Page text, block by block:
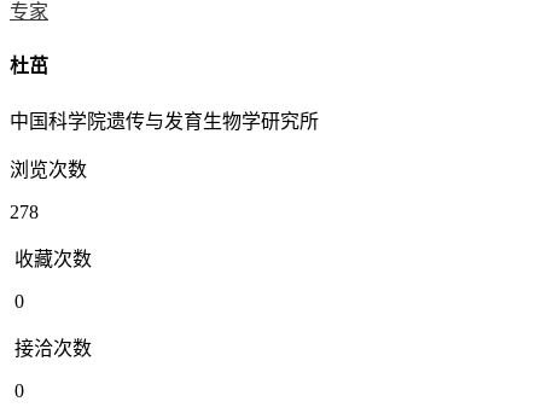
专家
杜茁
中国科学院遗传与发育生物学研究所
浏览次数
278
收藏次数
0
接洽次数
0